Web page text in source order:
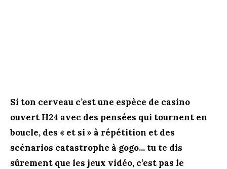
Si ton cerveau c’est une espèce de casino
ouvert H24 avec des pensées qui tournent en
boucle, des « et si » à répétition et des
scénarios catastrophe à gogo... tu te dis
sûrement que les jeux vidéo, c’est pas le